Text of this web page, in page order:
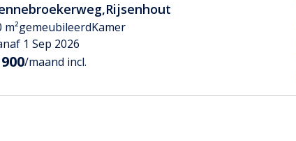
,Rijsenhout
m²gemeubileerdKamer
1 Sep 2026
/maand incl.